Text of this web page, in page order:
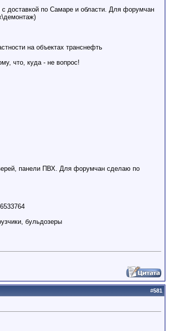
по Самаре и области. Для форумчан
на объектах транснефть
что, куда - не вопрос!
панели ПВХ. Для форумчан сделаю по
бульдозеры
#581